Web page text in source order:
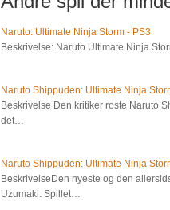
Naruto: Ultimate Ninja Storm - PS3
Beskrivelse: Naruto Ultimate Ninja
Naruto Shippuden: Ultimate Ninja
Beskrivelse Den kritiker roste Naruto
det…
Naruto Shippuden: Ultimate Ninja
BeskrivelseDen nyeste og den
Uzumaki. Spillet…